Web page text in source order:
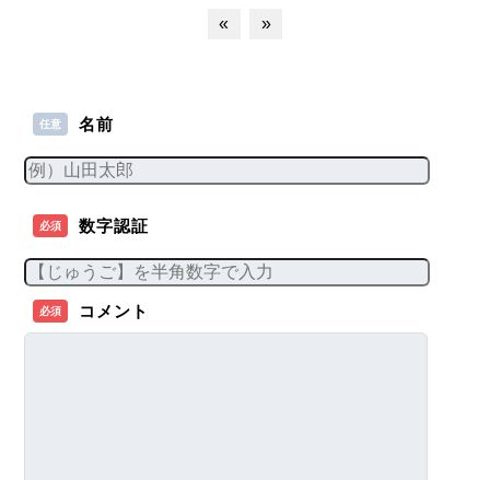
« »
任意 名前
必須 数字認証
必須 コメント